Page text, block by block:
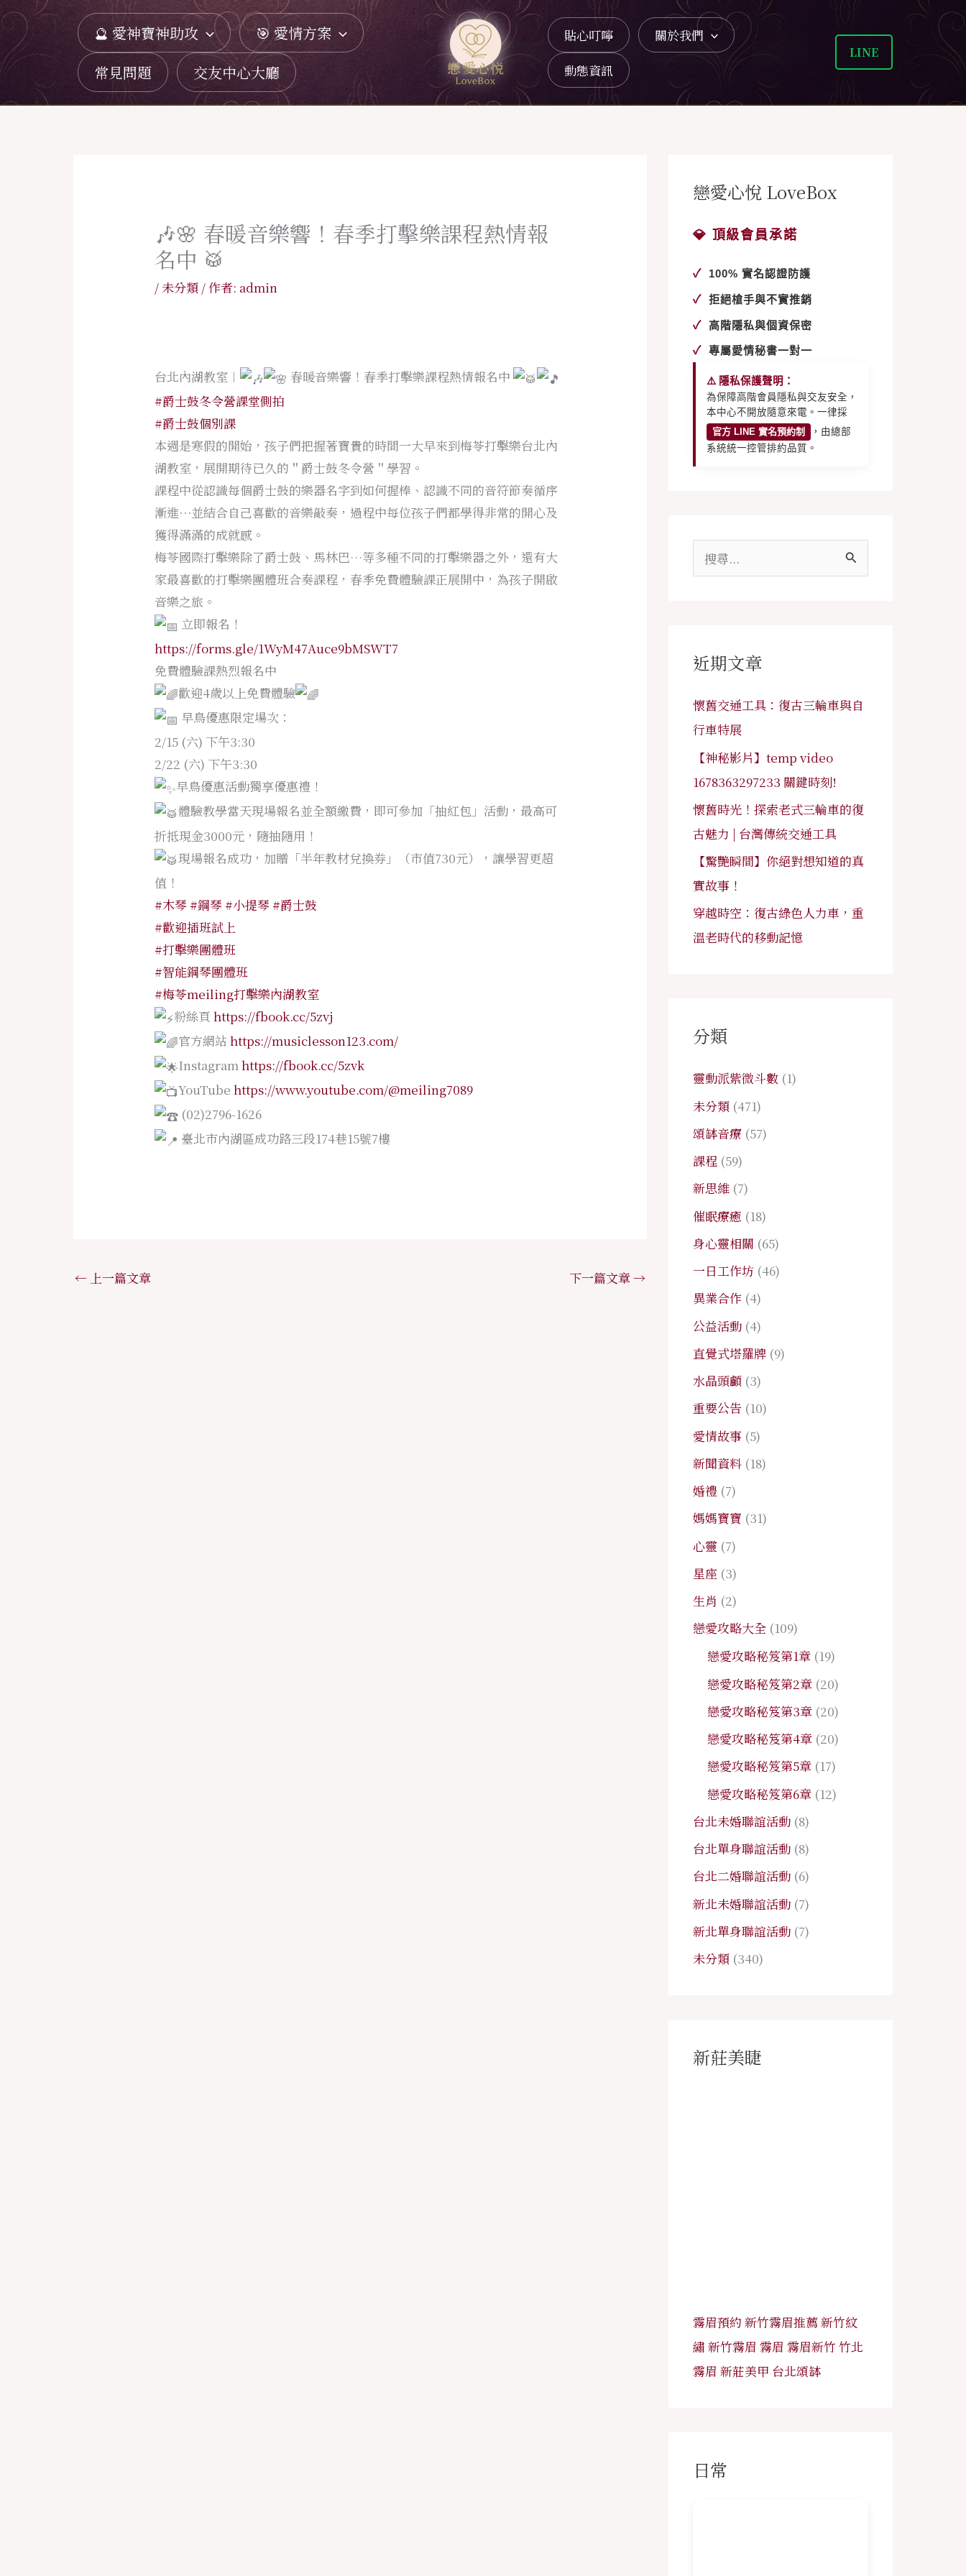
跳
至
主
要
內
🔮 愛神寶神助攻
🎯 愛情方案
常見問題
交友中心大廳
貼心叮嚀
關於我們
動態資訊
LINE
🎶🌸 春暖音樂響！春季打擊樂課程熱情報
名中 🥁
/ 未分類 / 作者: admin
台北內湖教室︱
春暖音樂響！春季打擊樂課程熱情報名中
#爵士鼓冬令營課堂側拍
#爵士鼓個別課
本週是寒假的開始，孩子們把握著寶貴的時間一大早來到梅苓打擊樂台北內
湖教室，展開期待已久的＂爵士鼓冬令營＂學習。
課程中從認識每個爵士鼓的樂器名字到如何握棒、認識不同的音符節奏循序
漸進⋯並結合自己喜歡的音樂敲奏，過程中每位孩子們都學得非常的開心及
獲得滿滿的成就感。
梅苓國際打擊樂除了爵士鼓、馬林巴…等多種不同的打擊樂器之外，還有大
家最喜歡的打擊樂團體班合奏課程，春季免費體驗課正展開中，為孩子開啟
音樂之旅。
立即報名！
https://forms.gle/1WyM47Auce9bMSWT7
免費體驗課熱烈報名中
歡迎4歲以上免費體驗
早鳥優惠限定場次：
2/15 (六) 下午3:30
2/22 (六) 下午3:30
早鳥優惠活動獨享優惠禮！
體驗教學當天現場報名並全額繳費，即可參加「抽紅包」活動，最高可
折抵現金3000元，隨抽隨用！
現場報名成功，加贈「半年教材兌換券」（市值730元），讓學習更超
值！
#木琴 #鋼琴 #小提琴 #爵士鼓
#歡迎插班試上
#打擊樂團體班
#智能鋼琴團體班
#梅苓meiling打擊樂內湖教室
粉絲頁https://fbook.cc/5zvj
官方網站https://musiclesson123.com/
Instagramhttps://fbook.cc/5zvk
YouTubehttps://www.youtube.com/@meiling7089
(02)2796-1626
臺北市內湖區成功路三段174巷15號7樓
← 上一篇文章 下一篇文章→
戀愛心悅 LoveBox
💎 頂級會員承諾
✓ 100% 實名認證防護
✓ 拒絕槍手與不實推銷
✓ 高階隱私與個資保密
✓ 專屬愛情秘書一對一
⚠️ 隱私保護聲明：
為保障高階會員隱私與交友安全，
本中心不開放隨意來電。一律採
官方 LINE 實名預約制
，由總部
系統統一控管排約品質。
字
近期文章
懷舊交通工具：復古三輪車與自
行車特展
【神秘影片】temp video
1678363297233 關鍵時刻!
懷舊時光！探索老式三輪車的復
古魅力 | 台灣傳統交通工具
【驚艷瞬間】你絕對想知道的真
實故事！
穿越時空：復古綠色人力車，重
溫老時代的移動記憶
分類
靈動派紫微斗數 (1)
未分類 (471)
頌缽音療 (57)
課程 (59)
新思維 (7)
催眠療癒 (18)
身心靈相關 (65)
一日工作坊 (46)
異業合作 (4)
公益活動 (4)
直覺式塔羅牌 (9)
水晶頭顱 (3)
重要公告 (10)
愛情故事 (5)
新聞資料 (18)
婚禮 (7)
媽媽寶寶 (31)
心靈 (7)
星座 (3)
生肖 (2)
戀愛攻略大全 (109)
戀愛攻略秘笈第1章 (19)
戀愛攻略秘笈第2章 (20)
戀愛攻略秘笈第3章 (20)
戀愛攻略秘笈第4章 (20)
戀愛攻略秘笈第5章 (17)
戀愛攻略秘笈第6章 (12)
台北未婚聯誼活動 (8)
台北單身聯誼活動 (8)
台北二婚聯誼活動 (6)
新北未婚聯誼活動 (7)
新北單身聯誼活動 (7)
未分類 (340)
新莊美睫
霧眉預約 新竹霧眉推薦新竹紋
繡 新竹霧眉 霧眉 霧眉新竹 竹北
霧眉 新莊美甲 台北頌缽
日常